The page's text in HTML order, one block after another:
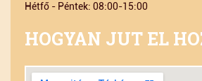
Hétfő - Péntek: 08:00-15:00
HOGYAN JUT EL